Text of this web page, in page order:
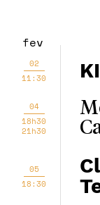
fev
02
11:30
04
18h30
21h30
05
18:30